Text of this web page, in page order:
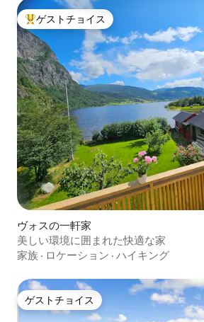
大好評のゲストチョイスです。
ゲストチョイス
ヴォスの一軒家
美しい環境に囲まれた快適な家
家族 · ロケーション · ハイキング
ゲストチョイス
ゲストチョイス